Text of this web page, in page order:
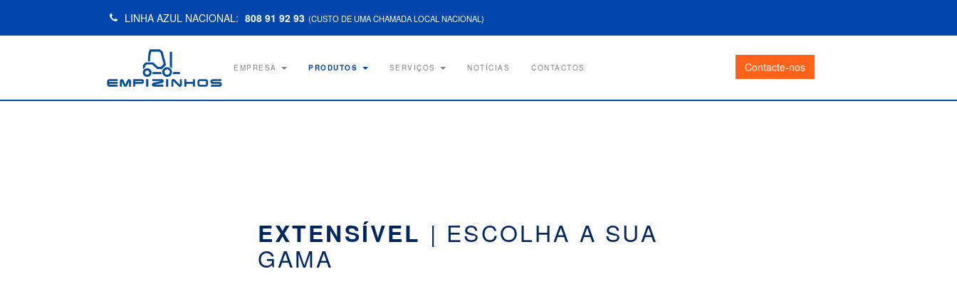
LINHA AZUL NACIONAL: 808 91 92 93 (CUSTO DE UMA CHAMADA LOCAL NACIONAL)
EMPRESA PRODUTOS SERVIÇOS NOTÍCIAS CONTACTOS Contacte-nos
EXTENSÍVEL | ESCOLHA A SUA
GAMA